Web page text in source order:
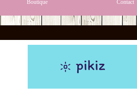
Boutique Contact